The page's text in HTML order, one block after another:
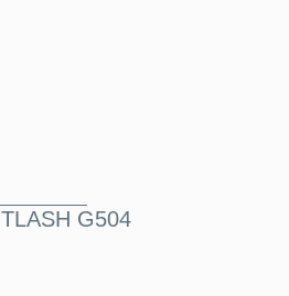
پنس TLASH G504